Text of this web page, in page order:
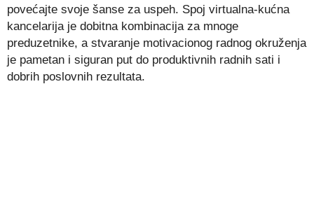
povećajte svoje šanse za uspeh. Spoj virtualna-kućna
kancelarija je dobitna kombinacija za mnoge
preduzetnike, a stvaranje motivacionog radnog okruženja
je pametan i siguran put do produktivnih radnih sati i
dobrih poslovnih rezultata.